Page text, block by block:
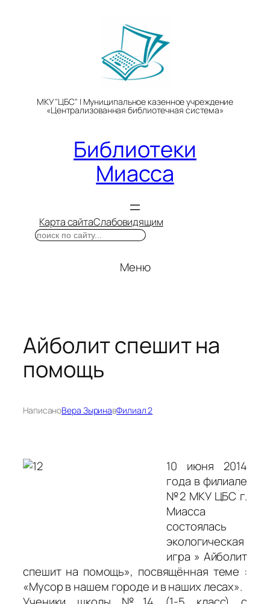
МКУ "ЦБС" | Муниципальное казенное учреждение
«Централизованная библиотечная система»
Библиотеки
Миасса
Карта сайтаСлабовидящим
Поиск
Меню
Айболит спешит на
помощь
НаписаноВера ЗыринавФилиал 2
10 июня 2014
года в филиале
№2 МКУ ЦБС г.
Миасса
состоялась
экологическая
игра » Айболит
спешит на помощь», посвящённая теме :
«Мусор в нашем городе и в наших лесах».